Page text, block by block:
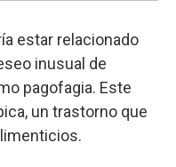
estar relacionado
inusual de
pagofagia. Este
un trastorno que